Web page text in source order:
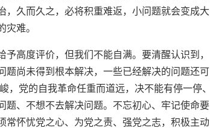
久而久之，必将积重难返，小问题就会变成大
难。
高度评价，但我们不能自满。要清醒认识到，
题尚未得到根本解决，一些已经解决的问题还可
，党的自我革命任重而道远，决不能有停一停、
题、不想不去解决问题。不忘初心、牢记使命要
常怀忧党之心、为党之责、强党之志，积极主动